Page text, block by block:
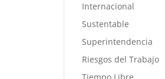
Internacional
Sustentable
Superintendencia
Riesgos del Trabajo